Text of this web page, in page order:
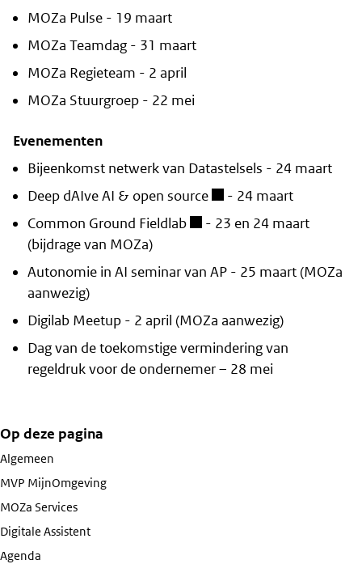
MOZa Pulse - 19 maart
MOZa Teamdag - 31 maart
MOZa Regieteam - 2 april
MOZa Stuurgroep - 22 mei
Evenementen
Bijeenkomst netwerk van Datastelsels - 24 maart
Deep dAIve AI & open source
- 24 maart
Common Ground Fieldlab
- 23 en 24 maart
(bijdrage van MOZa)
Autonomie in AI seminar van AP - 25 maart (MOZa
aanwezig)
Digilab Meetup - 2 april (MOZa aanwezig)
Dag van de toekomstige vermindering van
regeldruk voor de ondernemer – 28 mei
Op deze pagina
Algemeen
MVP MijnOmgeving
MOZa Services
Digitale Assistent
Agenda